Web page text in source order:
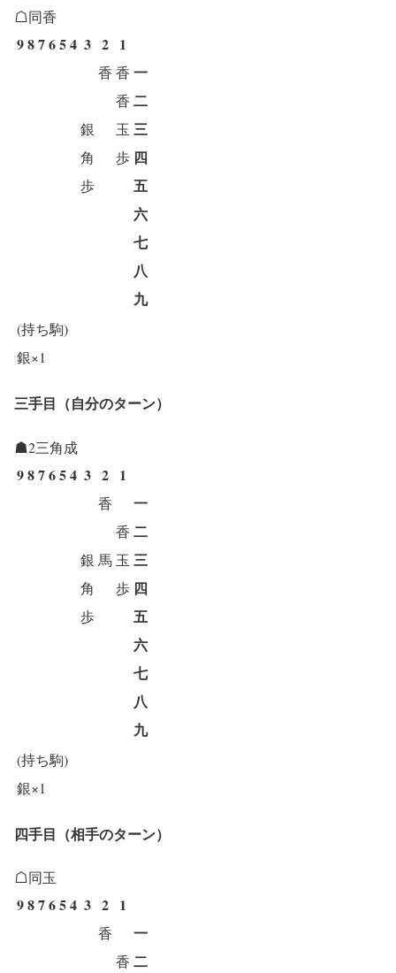
☖同香
987654 3 2 1
香 香 一
香 二
銀 玉 三
角 歩 四
歩
五
六
七
八
九
(持ち駒)
銀×1
三手目（自分のターン）
☗2三角成
987654 3 2 1
香 一
香 二
銀 馬 玉 三
角 歩 四
歩
五
六
七
八
九
(持ち駒)
銀×1
四手目（相手のターン）
☖同玉
987654 3 2 1
香 一
香 二